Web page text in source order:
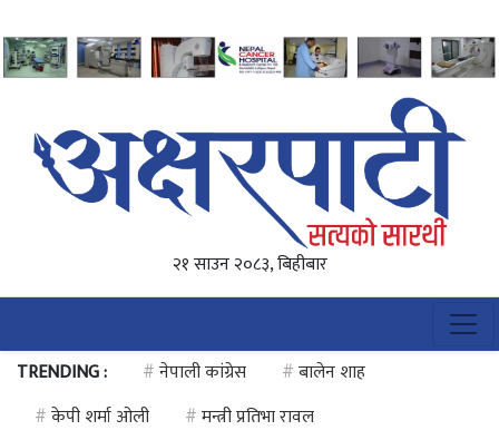
२१ साउन २०८३, बिहीबार
TRENDING : #नेपाली कांग्रेस #बालेन शाह
#केपी शर्मा ओली #मन्त्री प्रतिभा रावल